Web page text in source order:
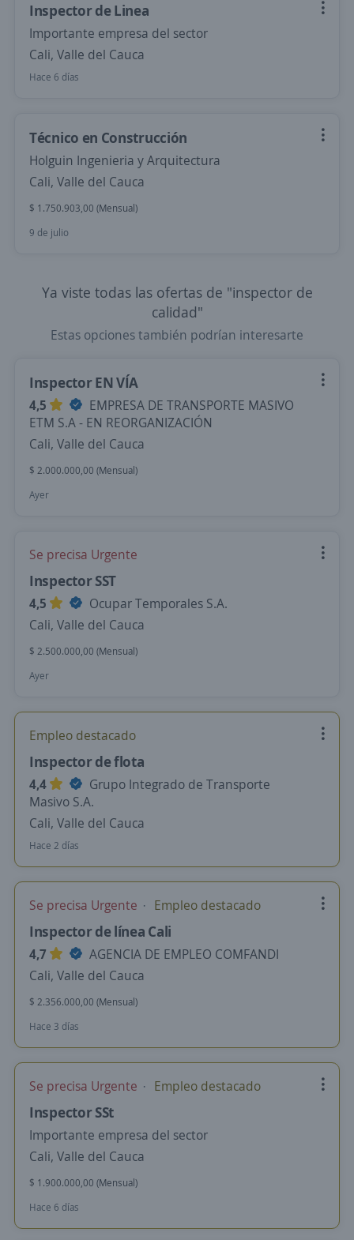
Inspector de Linea
Importante empresa del sector
Cali, Valle del Cauca
Hace 6 días
Técnico en Construcción
Holguin Ingenieria y Arquitectura
Cali, Valle del Cauca
$ 1.750.903,00 (Mensual)
9 de julio
Ya viste todas las ofertas de "inspector de
calidad"
Estas opciones también podrían interesarte
Inspector EN VÍA
4,5
EMPRESA DE TRANSPORTE MASIVO
ETM S.A - EN REORGANIZACIÓN
Cali, Valle del Cauca
$ 2.000.000,00 (Mensual)
Ayer
Se precisa Urgente
Inspector SST
4,5
Ocupar Temporales S.A.
Cali, Valle del Cauca
$ 2.500.000,00 (Mensual)
Ayer
Empleo destacado
Inspector de flota
4,4
Grupo Integrado de Transporte
Masivo S.A.
Cali, Valle del Cauca
Hace 2 días
Se precisa Urgente Empleo destacado
Inspector de línea Cali
4,7
AGENCIA DE EMPLEO COMFANDI
Cali, Valle del Cauca
$ 2.356.000,00 (Mensual)
Hace 3 días
Se precisa Urgente Empleo destacado
Inspector SSt
Importante empresa del sector
Cali, Valle del Cauca
$ 1.900.000,00 (Mensual)
Hace 6 días